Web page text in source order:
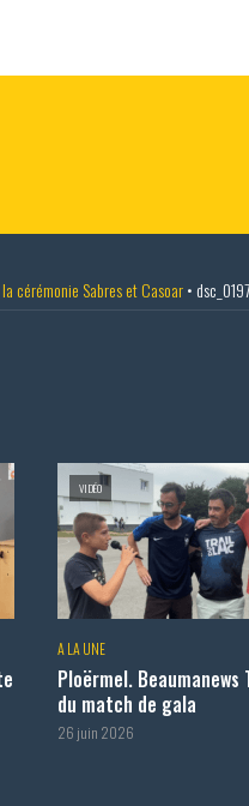
cérémonie Sabres et Casoar• dsc_0197
VIDÉO
A LA UNE
Ploërmel. Beaumanews
du match de gala
26 juin 2026